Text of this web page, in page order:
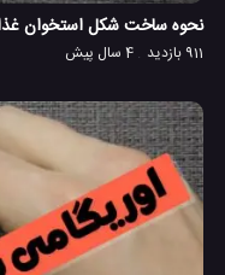
نحوه ساخت شکل استخوان
911 بازدید 4 سال پیش